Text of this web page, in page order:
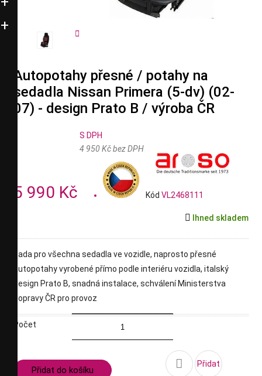


Autopotahy přesné / potahy na
sedadla Nissan Primera (5-dv) (02-
07) - design Prato B / výroba ČR
5 990 Kč
S DPH
4 950 Kč bez DPH
Kód VL2468111
 Ihned skladem
sada pro všechna sedadla ve vozidle, naprosto přesné
autopotahy vyrobené přímo podle interiéru vozidla, italský
design Prato B, snadná instalace, schválení Ministerstva
dopravy ČR pro provoz
Počet
Přidat do košíku  Přidat